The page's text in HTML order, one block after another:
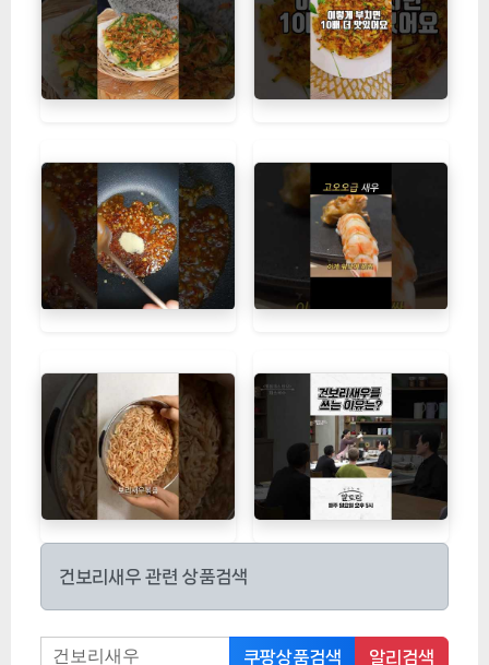
건보리새우 관련 상품검색
쿠팡상품검색 알리검색